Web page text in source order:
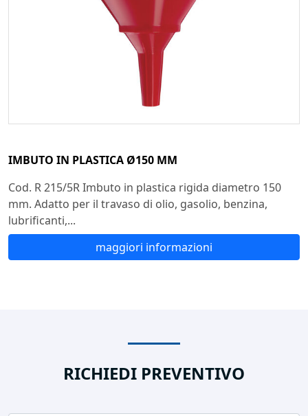
IMBUTO IN PLASTICA Ø150 MM
Cod. R 215/5R Imbuto in plastica rigida diametro 150
mm. Adatto per il travaso di olio, gasolio, benzina,
lubrificanti,...
maggiori informazioni
RICHIEDI PREVENTIVO